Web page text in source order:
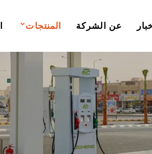
المنتجات عن الشركة